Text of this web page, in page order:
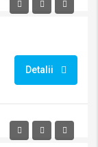
Detalii